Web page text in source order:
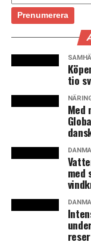
antalet svenska
bosatta i
Antalet svenska
var högst 2008
vilket kan
därefter har de
under 2018
antalet lite, med
pendlingen
alltså inte lika
sitt jobb som
många haft
hemifrån. (News
Svenska
tio
Med
med